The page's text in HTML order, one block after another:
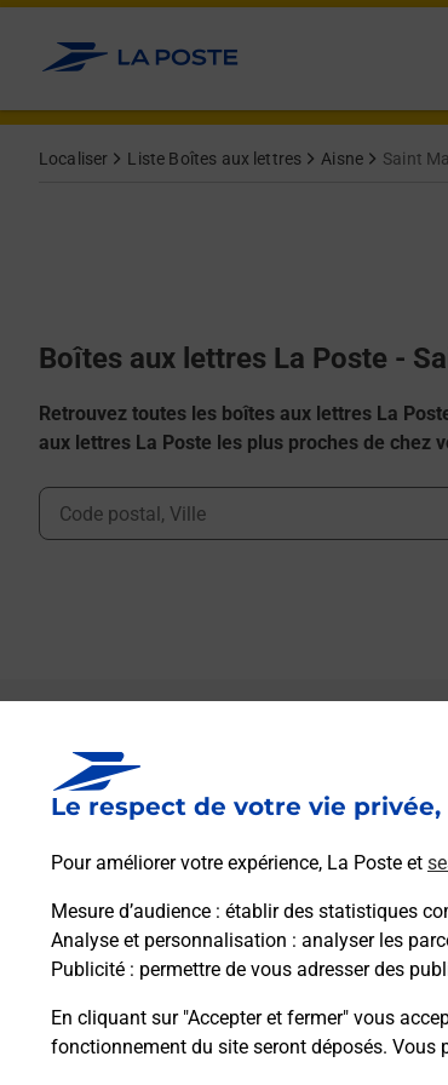
Le respect de votre vie
Pour améliorer votre expérience, La Poste et
Mesure d’audience : établir des statistiques
Analyse et personnalisation : analyser les
Publicité : permettre de vous adresser des
En cliquant sur "Accepter et fermer" vous
fonctionnement du site seront déposés.
Allez au contenu
Localiser Liste Boîtes aux lettres Aisne Saint
Boîtes aux lettres La Poste -
Retrouvez toutes les boîtes aux lettres La
aux lettres La Poste les plus proches de chez
Ville, Département, Code Postal
Boîte aux lettres La Poste
Collecte du courrier aujourd'hui à
6 Route De Braine
Itinéraire